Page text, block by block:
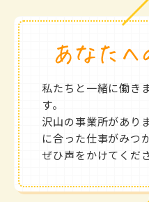
私たちと一緒に働き
す。
沢山の事業所があり
に合った仕事がみつ
ぜひ声をかけてくだ